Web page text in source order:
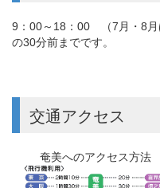
9：00～18：00 （7月・8月
の30分前までです。
交通アクセス
奄美へのアクセス方法